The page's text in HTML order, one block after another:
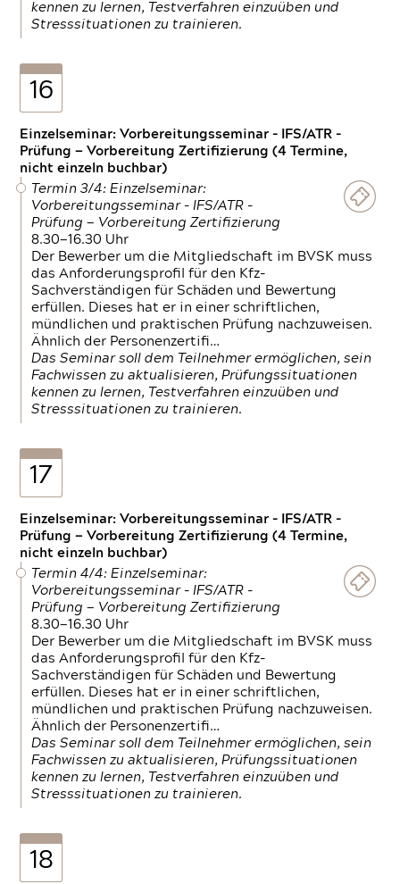
kennen zu lernen, Testverfahren einzuüben und
Stresssituationen zu trainieren.
16
Einzelseminar: Vorbereitungsseminar - IFS/ATR -
Prüfung — Vorbereitung Zertifizierung (4 Termine,
nicht einzeln buchbar)
Termin 3/4: Einzelseminar:
Vorbereitungsseminar - IFS/ATR -
Prüfung — Vorbereitung Zertifizierung
8.30—16.30 Uhr
Der Bewerber um die Mitgliedschaft im BVSK muss
das Anforderungsprofil für den Kfz-
Sachverständigen für Schäden und Bewertung
erfüllen. Dieses hat er in einer schriftlichen,
mündlichen und praktischen Prüfung nachzuweisen.
Ähnlich der Personenzertifi…
Das Seminar soll dem Teilnehmer ermöglichen, sein
Fachwissen zu aktualisieren, Prüfungssituationen
kennen zu lernen, Testverfahren einzuüben und
Stresssituationen zu trainieren.
17
Einzelseminar: Vorbereitungsseminar - IFS/ATR -
Prüfung — Vorbereitung Zertifizierung (4 Termine,
nicht einzeln buchbar)
Termin 4/4: Einzelseminar:
Vorbereitungsseminar - IFS/ATR -
Prüfung — Vorbereitung Zertifizierung
8.30—16.30 Uhr
Der Bewerber um die Mitgliedschaft im BVSK muss
das Anforderungsprofil für den Kfz-
Sachverständigen für Schäden und Bewertung
erfüllen. Dieses hat er in einer schriftlichen,
mündlichen und praktischen Prüfung nachzuweisen.
Ähnlich der Personenzertifi…
Das Seminar soll dem Teilnehmer ermöglichen, sein
Fachwissen zu aktualisieren, Prüfungssituationen
kennen zu lernen, Testverfahren einzuüben und
Stresssituationen zu trainieren.
18